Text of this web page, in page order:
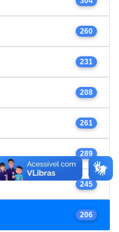
260
231
208
261
289
245
206